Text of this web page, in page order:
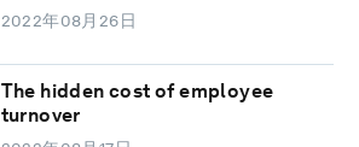
2022年08月26日
The hidden cost of employee
turnover